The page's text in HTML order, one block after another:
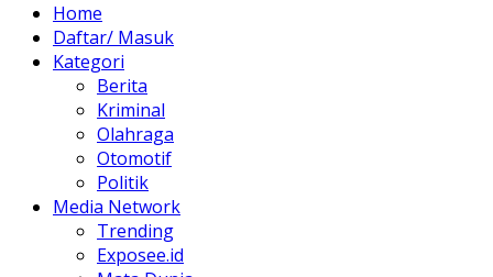
Home
Daftar/ Masuk
Kategori
Berita
Kriminal
Olahraga
Otomotif
Politik
Media Network
Trending
Exposee.id